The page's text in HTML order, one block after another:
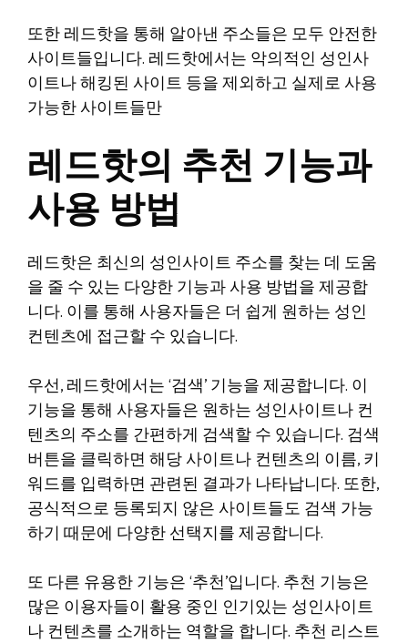
또한 레드핫을 통해 알아낸 주소들은 모두 안전한
사이트들입니다. 레드핫에서는 악의적인 성인사
이트나 해킹된 사이트 등을 제외하고 실제로 사용
가능한 사이트들만
레드핫의 추천 기능과
사용 방법
레드핫은 최신의 성인사이트 주소를 찾는 데 도움
을 줄 수 있는 다양한 기능과 사용 방법을 제공합
니다. 이를 통해 사용자들은 더 쉽게 원하는 성인
컨텐츠에 접근할 수 있습니다.
우선, 레드핫에서는 ‘검색’ 기능을 제공합니다. 이
기능을 통해 사용자들은 원하는 성인사이트나 컨
텐츠의 주소를 간편하게 검색할 수 있습니다. 검색
버튼을 클릭하면 해당 사이트나 컨텐츠의 이름, 키
워드를 입력하면 관련된 결과가 나타납니다. 또한,
공식적으로 등록되지 않은 사이트들도 검색 가능
하기 때문에 다양한 선택지를 제공합니다.
또 다른 유용한 기능은 ‘추천’입니다. 추천 기능은
많은 이용자들이 활용 중인 인기있는 성인사이트
나 컨텐츠를 소개하는 역할을 합니다. 추천 리스트